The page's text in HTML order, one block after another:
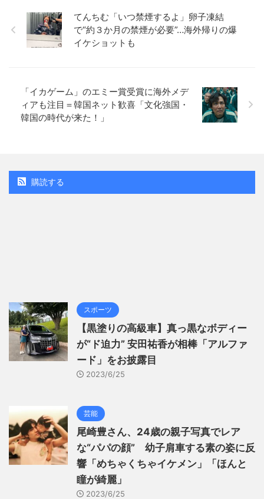
てんちむ「いつ禁煙するよ」卵子凍結
で“約３か月の禁煙が必要”…海外帰りの爆
イケショットも
「イカゲーム」のエミー賞受賞に海外メデ
ィアも注目＝韓国ネット歓喜「文化強国・
韓国の時代が来た！」
購読する
スポーツ
【黒塗りの高級車】真っ黒なボディー
が“ド迫力” 安田祐香が相棒「アルファ
ード」をお披露目
2023/6/25
芸能
尾崎豊さん、24歳の親子写真でレア
な“パパの顔” 幼子肩車する素の姿に反
響「めちゃくちゃイケメン」「ほんと
瞳が綺麗」
2023/6/25